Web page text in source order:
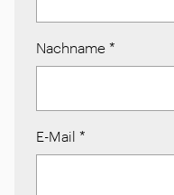
Nachname *
E-Mail *